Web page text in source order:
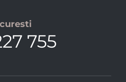
755